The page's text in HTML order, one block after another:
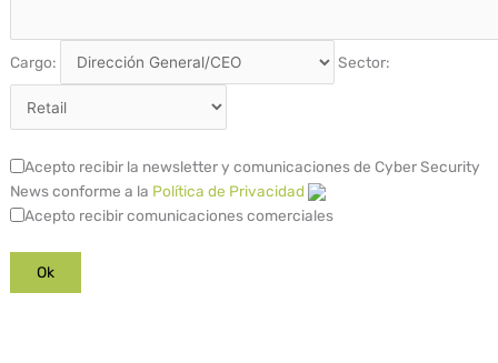
Cargo: Sector:
Acepto recibir la newsletter y comunicaciones de Cyber Security
News conforme a la Política de Privacidad
Acepto recibir comunicaciones comerciales